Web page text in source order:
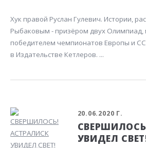
Хук правой Руслан Гулевич. Истории,
Рыбаковым - призёром двух Олимпиад,
победителем чемпионатов Европы и
в Издательстве Кетлеров. ...
20.06.2020 Г.
УВИДЕЛ